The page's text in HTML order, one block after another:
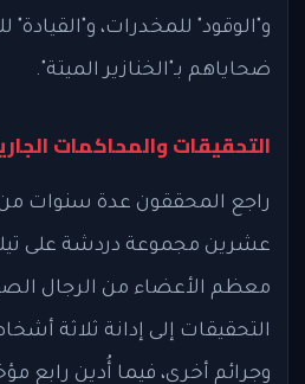
و"الوقود" للمخدرات،
ضحاياهم بـ"الخنازير الميتة".
التحقيقات والمحاكمات
راجع المحققون عدة سنوات
عشرين مجموعة دردشة على
معظم الأعضاء من الرجال
التحقيقات إلى إدانة ثلاثة
وجرائم أخرى، فيما أُدين رابع